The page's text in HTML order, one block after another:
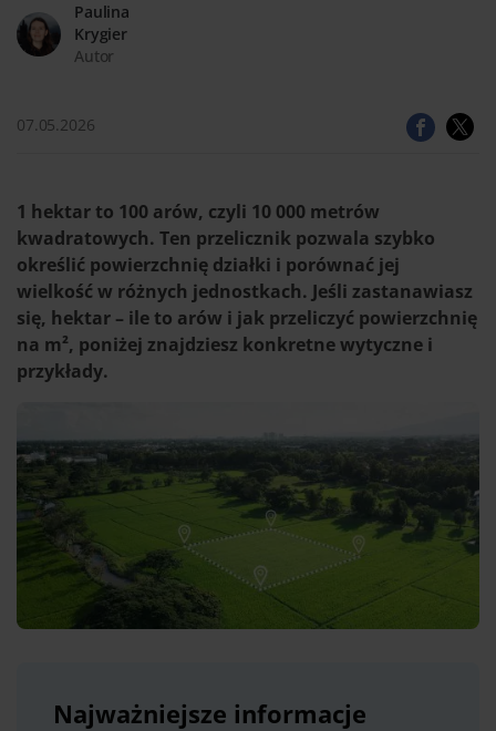
Paulina
Krygier
Autor
07.05.2026
1 hektar to 100 arów, czyli 10 000 metrów
kwadratowych. Ten przelicznik pozwala szybko
określić powierzchnię działki i porównać jej
wielkość w różnych jednostkach. Jeśli zastanawiasz
się, hektar – ile to arów i jak przeliczyć powierzchnię
na m², poniżej znajdziesz konkretne wytyczne i
przykłady.
Najważniejsze informacje